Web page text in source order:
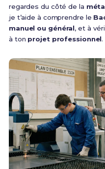
regardes du côté de la
je t’aide à comprendre le
manuel ou général, et à
à ton projet professionnel.